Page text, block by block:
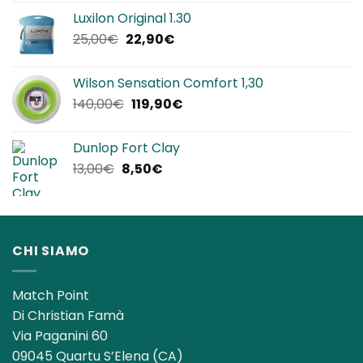
era:
12,00€.
è:
8,50€.
Luxilon Original 1.30
25,00€ Il
era:
25,00€.
22,90€Il
è:
22,90€.
Wilson Sensation Comfort 1,30
140,00€ Il
era:
140,00€.
119,90€Il
Dunlop Fort Clay
13,00€ Il
era:
8,50€Il
è:
CHI SIAMO
Match Point
Di Christian Famà
Via Paganini 60
09045 Quartu S’Elena (CA)